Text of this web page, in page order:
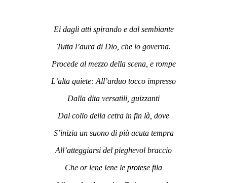
Ei dagli atti spirando e dal sembiante
Tutta l’aura di Dio, che lo governa.
Procede al mezzo della scena, e rompe
L’alta quiete: All’arduo tocco impresso
Dalla dita versatili, guizzanti
Dal collo della cetra in fin là, dove
S’inizia un suono di più acuta tempra
All’atteggiarsi del pieghevol braccio
Che or lene lene le protese fila